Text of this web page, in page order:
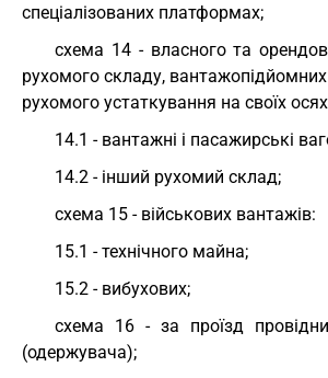
спеціалізованих платформах;
схема 14 - власного та
рухомого складу, вантажопідйомних
рухомого устаткування на своїх
14.1 - вантажні і пасажирські
14.2 - інший рухомий склад;
схема 15 - військових вантажів:
15.1 - технічного майна;
15.2 - вибухових;
схема 16 - за проїзд
(одержувача);